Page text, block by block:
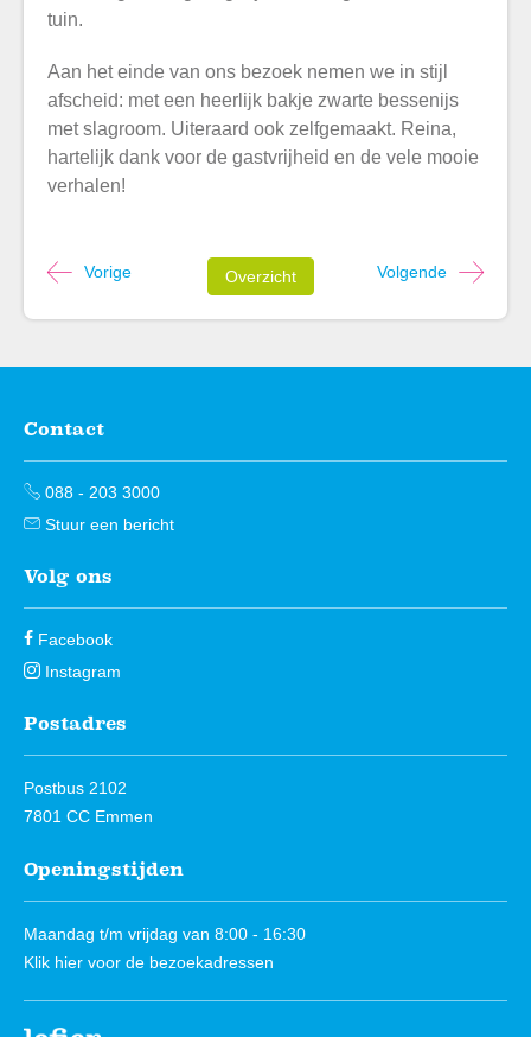
tuin.
Aan het einde van ons bezoek nemen we in stijl
afscheid: met een heerlijk bakje zwarte bessenijs
met slagroom. Uiteraard ook zelfgemaakt. Reina,
hartelijk dank voor de gastvrijheid en de vele mooie
verhalen!
Volgende
Overzicht
Vorige
Contactinformatie
Contact
088 - 203 3000
Stuur een bericht
Volg ons
Facebook
Instagram
Postadres
Postbus 2102
7801 CC Emmen
Openingstijden
Maandag t/m vrijdag van 8:00 - 16:30
Klik hier voor de bezoekadressen